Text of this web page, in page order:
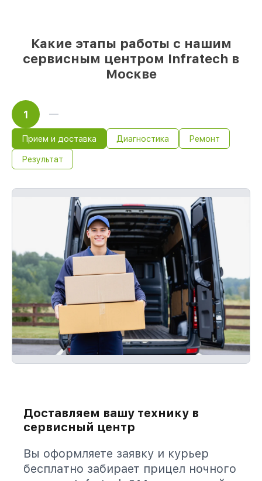
Какие этапы работы с нашим
сервисным центром Infratech в
Москве
1
Прием и доставка Диагностика Ремонт
Результат
Доставляем вашу технику в
сервисный центр
Вы оформляете заявку и курьер
бесплатно забирает прицел ночного